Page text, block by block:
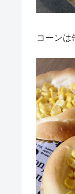
コーンは